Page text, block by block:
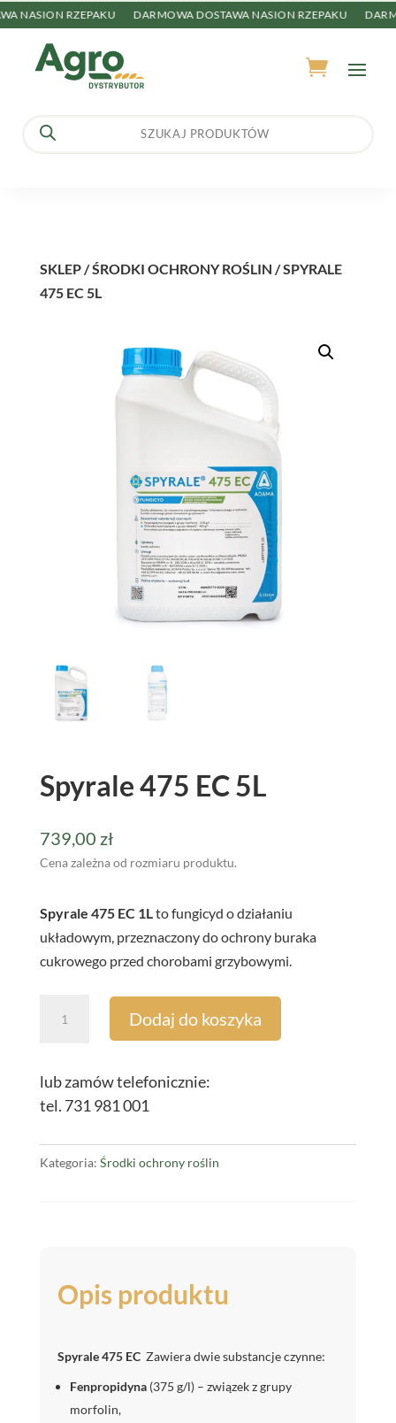
NASION RZEPAKU DARMOWA DOSTAWA NASION RZEPAKU
Wyszukiwarka
produktów
SKLEP/ŚRODKI OCHRONY ROŚLIN / SPYRALE
475 EC 5L
Spyrale 475 EC 5L
739,00 zł
Cena zależna od rozmiaru produktu.
Spyrale 475 EC 1L to fungicyd o działaniu
układowym, przeznaczony do ochrony buraka
cukrowego przed chorobami grzybowymi.
Spyrale
EC
5L
Dodaj do koszyka
lub zamów telefonicznie:
tel. 731 981 001
Kategoria: Środki ochrony roślin
Opis produktu
Spyrale 475 EC Zawiera dwie substancje czynne:
Fenpropidyna(375 g/l) – związek z grupy
morfolin,